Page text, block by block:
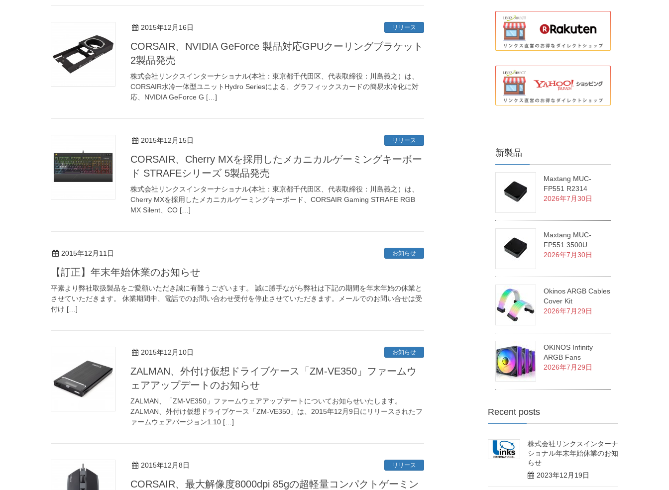
2015年12月16日 リリース
CORSAIR、NVIDIA GeForce 製品対応GPUクーリングブラケット
2製品発売
株式会社リンクスインターナショナル(本社：東京都千代田区、代表取締役：川島義之）は、
CORSAIR水冷一体型ユニットHydro Seriesによる、グラフィックスカードの簡易水冷化に対
応、NVIDIA GeForce G […]
2015年12月15日 リリース
CORSAIR、Cherry MXを採用したメカニカルゲーミングキーボー
ド STRAFEシリーズ 5製品発売
株式会社リンクスインターナショナル(本社：東京都千代田区、代表取締役：川島義之）は、
Cherry MXを採用したメカニカルゲーミングキーボード、CORSAIR Gaming STRAFE RGB
MX Silent、CO […]
2015年12月11日 お知らせ
【訂正】年末年始休業のお知らせ
平素より弊社取扱製品をご愛顧いただき誠に有難うございます。 誠に勝手ながら弊社は下記の期間を年末年始の休業と
させていただきます。 休業期間中、電話でのお問い合わせ受付を停止させていただきます。メールでのお問い合せは受
付け […]
2015年12月10日 お知らせ
ZALMAN、外付け仮想ドライブケース「ZM-VE350」ファームウ
ェアアップデートのお知らせ
ZALMAN、「ZM-VE350」ファームウェアアップデートについてお知らせいたします。
ZALMAN、外付け仮想ドライブケース「ZM-VE350」は、2015年12月9日にリリースされたフ
ァームウェアバージョン1.10 […]
2015年12月8日 リリース
CORSAIR、最大解像度8000dpi 85gの超軽量コンパクトゲーミン
新製品
Maxtang MUC-
FP551 R2314
2026年7月30日
Maxtang MUC-
FP551 3500U
2026年7月30日
Okinos ARGB Cables
Cover Kit
2026年7月29日
OKINOS Infinity
ARGB Fans
2026年7月29日
Recent posts
株式会社リンクスインターナ
ショナル年末年始休業のお知
らせ
2023年12月19日